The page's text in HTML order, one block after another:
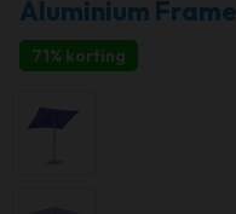
Aluminium
71% korting